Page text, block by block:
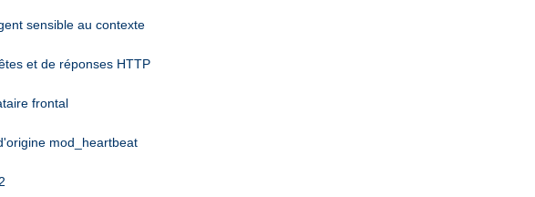
sensible au contexte
et de réponses HTTP
frontal
mod_heartbeat